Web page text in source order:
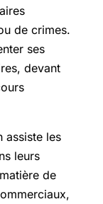
de crimes.
ses
devant
assiste les
leurs
de